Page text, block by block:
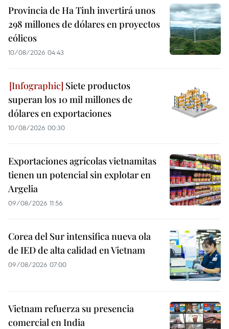
Provincia de Ha Tinh invertirá unos
298 millones de dólares en proyectos
eólicos
10/08/2026 04:43
Siete productos
superan los 10 mil millones de
dólares en exportaciones
10/08/2026 00:30
Exportaciones agrícolas vietnamitas
tienen un potencial sin explotar en
Argelia
09/08/2026 11:56
Corea del Sur intensifica nueva ola
de IED de alta calidad en Vietnam
09/08/2026 07:00
Vietnam refuerza su presencia
comercial en India